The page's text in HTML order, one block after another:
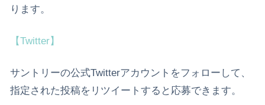
ります。
【Twitter】
サントリーの公式Twitterアカウントをフォローして、
指定された投稿をリツイートすると応募できます。